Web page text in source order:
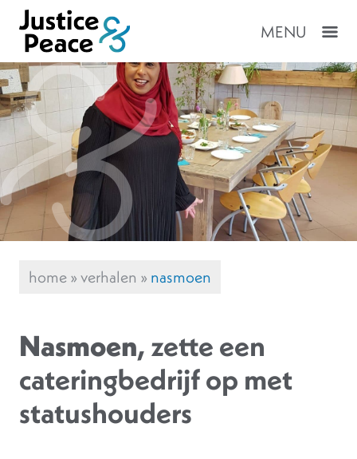
MENU
home»verhalen »nasmoen
Nasmoen, zette een
cateringbedrijf op met
statushouders